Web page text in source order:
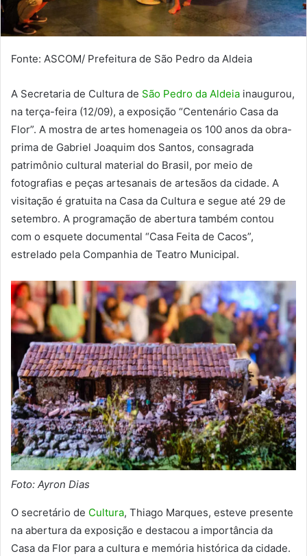
Fonte: ASCOM/ Prefeitura de São Pedro da Aldeia
A Secretaria de Cultura de São Pedro da Aldeia inaugurou,
na terça-feira (12/09), a exposição “Centenário Casa da
Flor”. A mostra de artes homenageia os 100 anos da obra-
prima de Gabriel Joaquim dos Santos, consagrada
patrimônio cultural material do Brasil, por meio de
fotografias e peças artesanais de artesãos da cidade. A
visitação é gratuita na Casa da Cultura e segue até 29 de
setembro. A programação de abertura também contou
com o esquete documental “Casa Feita de Cacos”,
estrelado pela Companhia de Teatro Municipal.
Foto: Ayron Dias
O secretário de Cultura, Thiago Marques, esteve presente
na abertura da exposição e destacou a importância da
Casa da Flor para a cultura e memória histórica da cidade.